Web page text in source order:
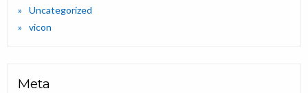
Uncategorized
vicon
Meta